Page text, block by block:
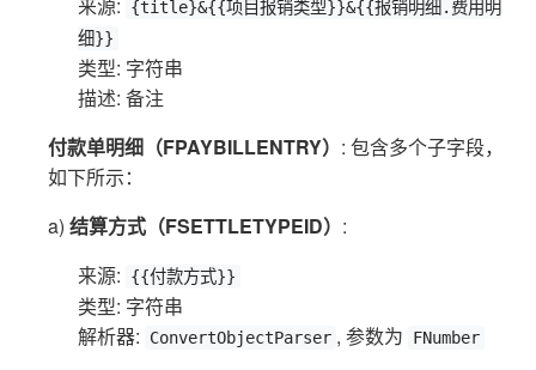
{title}&{{项目报销类型}}&{{报销明细.费用明
细}}
类型: 字符串
描述: 备注
付款单明细（FPAYBILLENTRY） : 包含多个子字段，
如下所示：
a) 结算方式（FSETTLETYPEID） :
来源:
{{付款方式}}
类型: 字符串
解析器:
ConvertObjectParser , 参数为 FNumber